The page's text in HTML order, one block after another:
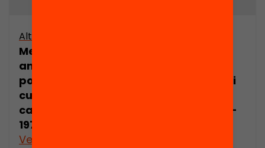
Altres arxius
Memòries (50
anys d’acció
política, social i
cultural
catalana, 1920-
1970) (part 7)
Veure’n més
política, social i
catalana, 1920-